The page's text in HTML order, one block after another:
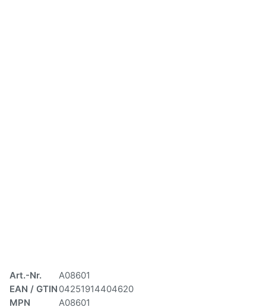
Art.-Nr.
A08601
EAN / GTIN 04251914404620
MPN
A08601